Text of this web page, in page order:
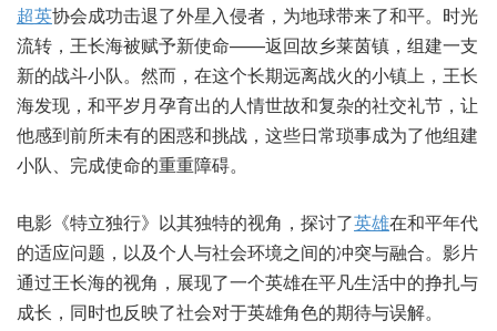
超英协会成功击退了外星入侵者，为地球带来了和平。时光
流转，王长海被赋予新使命——返回故乡莱茵镇，组建一支
新的战斗小队。然而，在这个长期远离战火的小镇上，王长
海发现，和平岁月孕育出的人情世故和复杂的社交礼节，让
他感到前所未有的困惑和挑战，这些日常琐事成为了他组建
小队、完成使命的重重障碍。
电影《特立独行》以其独特的视角，探讨了英雄在和平年代
的适应问题，以及个人与社会环境之间的冲突与融合。影片
通过王长海的视角，展现了一个英雄在平凡生活中的挣扎与
成长，同时也反映了社会对于英雄角色的期待与误解。